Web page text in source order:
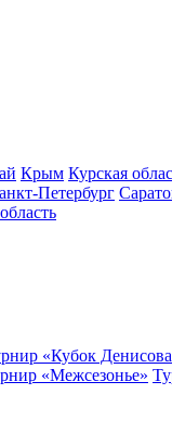
Крым Курская
Петербург
«Кубок
«Межсезонье»